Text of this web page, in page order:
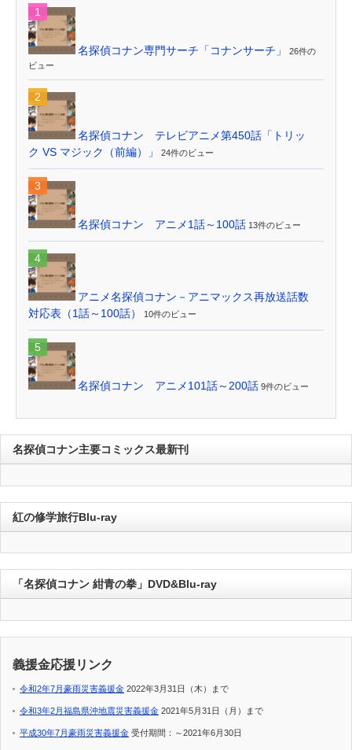
名探偵コナン専門サーチ「コナンサーチ」
26件の
ビュー
名探偵コナン テレビアニメ第450話「トリッ
ク VS マジック（前編）」
24件のビュー
名探偵コナン アニメ1話～100話 13件のビュー
アニメ名探偵コナン－アニマックス再放送話数
対応表（1話～100話）
10件のビュー
名探偵コナン アニメ101話～200話 9件のビュー
名探偵コナン主要コミックス最新刊
紅の修学旅行Blu-ray
「名探偵コナン 紺青の拳」DVD&Blu-ray
義援金応援リンク
令和2年7月豪雨災害義援金 2022年3月31日（木）まで
令和3年2月福島県沖地震災害義援金 2021年5月31日（月）まで
平成30年7月豪雨災害義援金 受付期間：～2021年6月30日